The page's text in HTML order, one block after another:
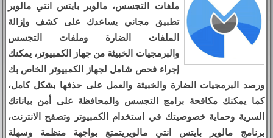
ملفات التجسس، مالوير بايتس انتي مالوير
تطبيق مجاني يساعدك على كشف وإزالة
الملفات الضارة وملفات التجسس
والبرمجيات الخبيثة من جهاز الكمبيوتر، يمكنك
إجراء فحص شامل لجهاز الكمبيوتر الخاص بك
ورصد البرمجيات الضارة والخبيثة والعمل على حذفها بشكل كامل،
كما يمكنك مكافحة برامج التجسس والمحافظة على أمن بياناتك
السرية وحماية خصوصيتك في استخدام الكمبيوتر وتصفح الانترنت،
برنامج مالوير بايتس انتي مالويريتمتع بواجهة منظمة وسهلة